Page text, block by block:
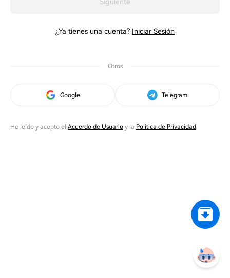
¿Ya tienes una cuenta? Iniciar Sesión
Otros
Google Telegram
He leído y acepto el Acuerdo de Usuario y la Política de Privacidad